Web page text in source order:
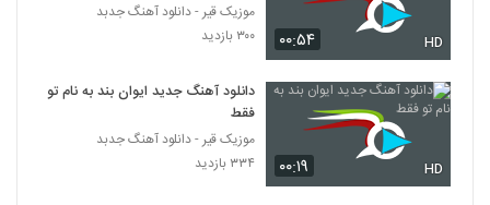
Puzzle Band Maghror o Ashegh
Remix II
۴۷۱ بازدید
مهدی تارخ آهنگ جاذبه
۰۰:۵۴ HD
موزیک قیر - دانلود آهنگ جدبد
۳۰۰ بازدید
۰۰:۱۹ HD
دانلود آهنگ جدید ایوان بند به نام تو
فقط
موزیک قیر - دانلود آهنگ جدبد
۳۳۴ بازدید